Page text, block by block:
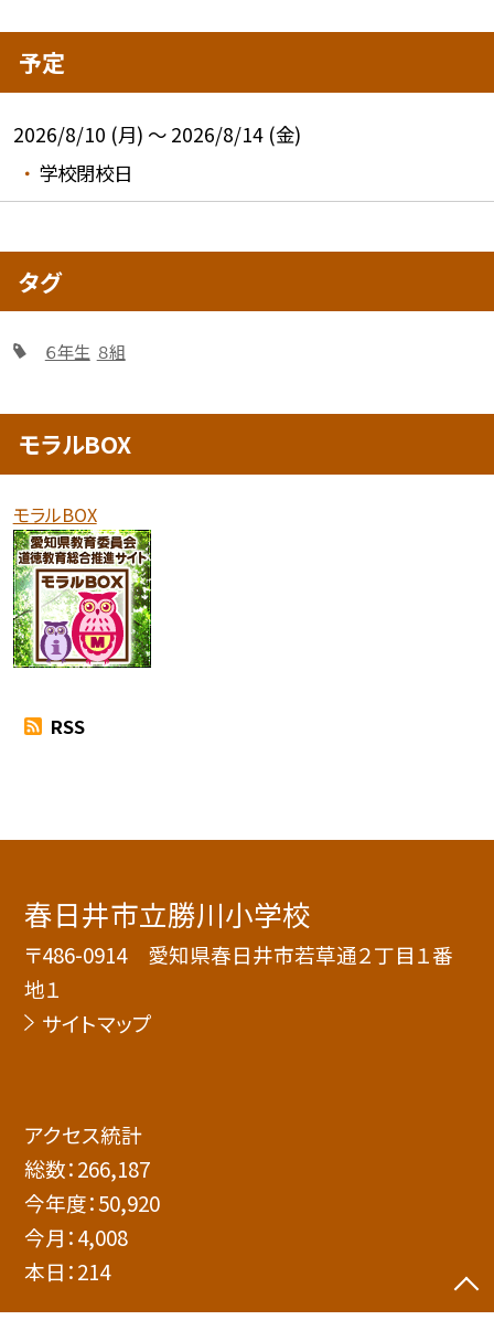
予定
2026/8/10 (月) ～ 2026/8/14 (金)
学校閉校日
タグ
６年生 ８組
モラルBOX
モラルBOX
RSS
春日井市立勝川小学校
〒486-0914 愛知県春日井市若草通２丁目１番
地１
サイトマップ
アクセス統計
総数：266,187
今年度：50,920
今月：4,008
本日：214